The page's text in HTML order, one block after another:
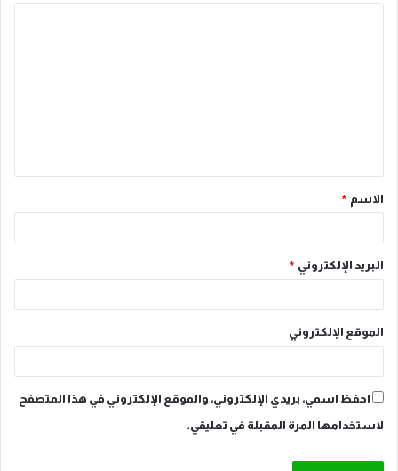
ق
*
الاسم *
البريد الإلكتروني *
الموقع الإلكتروني
احفظ اسمي، بريدي الإلكتروني، والموقع الإلكتروني في هذا المتصفح
لاستخدامها المرة المقبلة في تعليقي.